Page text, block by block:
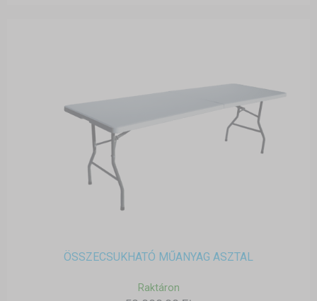
ÖSSZECSUKHATÓ MŰANYAG ASZTAL
Raktáron